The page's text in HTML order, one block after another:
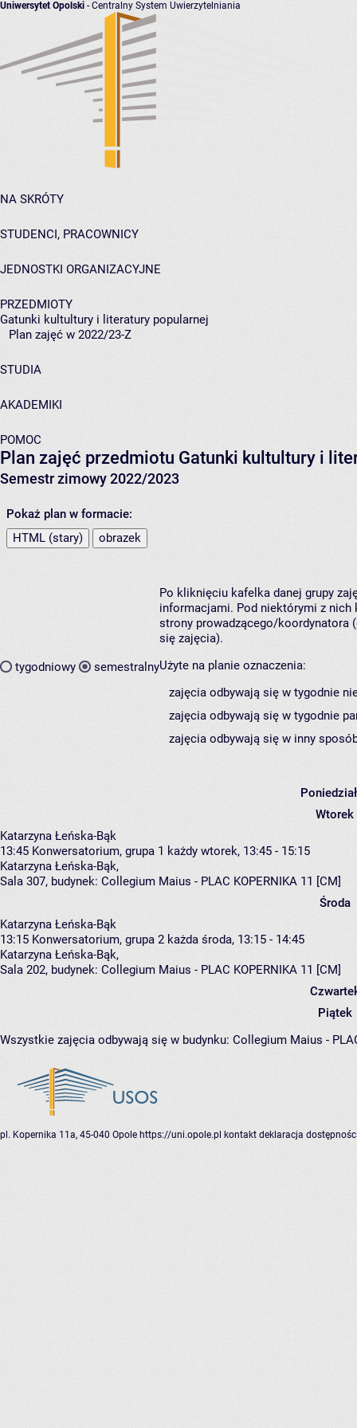
Uniwersytet Opolski - Centralny System Uwierzytelniania
NA SKRÓTY
STUDENCI, PRACOWNICY
JEDNOSTKI ORGANIZACYJNE
PRZEDMIOTY
Gatunki kultultury i literatury popularnej
Plan zajęć w 2022/23-Z
STUDIA
AKADEMIKI
POMOC
Plan zajęć przedmiotu Gatunki kultultury i
Semestr zimowy 2022/2023
Pokaż plan w formacie:
HTML (stary)
obrazek
tygodniowy semestralny
Po kliknięciu kafelka danej grupy
informacjami. Pod niektórymi z nich
strony prowadzącego/koordynatora
się zajęcia).
Użyte na planie oznaczenia:
zajęcia odbywają się w tygodnie
zajęcia odbywają się w tygodnie
zajęcia odbywają się w inny
Wtorek
Katarzyna Łeńska-Bąk
13:45 Konwersatorium, grupa 1 każdy wtorek, 13:45 - 15:15
Katarzyna Łeńska-Bąk,
Sala 307, budynek: Collegium Maius - PLAC KOPERNIKA 11 [CM]
Środa
Katarzyna Łeńska-Bąk
13:15 Konwersatorium, grupa 2 każda środa, 13:15 - 14:45
Katarzyna Łeńska-Bąk,
Sala 202, budynek: Collegium Maius - PLAC KOPERNIKA 11 [CM]
Piątek
Wszystkie zajęcia odbywają się w budynku: Collegium Maius -
pl. Kopernika 11a, 45-040 Opole https://uni.opole.pl kontakt deklaracja